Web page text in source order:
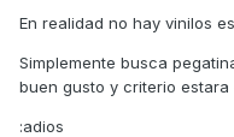
En realidad no hay vinilos
Simplemente busca
buen gusto y criterio estara
:adios